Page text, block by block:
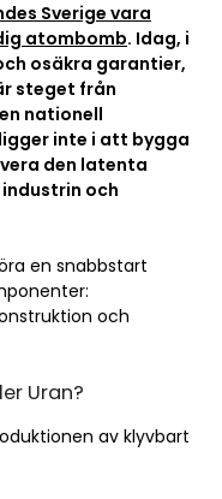
Sverige vara
atombomb. Idag, i
osäkra garantier,
steget från
nationell
inte i att bygga
den latenta
och
en snabbstart
och
Uran?
av klyvbart